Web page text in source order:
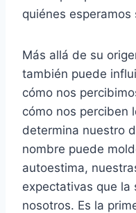
quiénes esperamos
Más allá de su
también puede
cómo nos
cómo nos perciben
determina nuestro
nombre puede
autoestima,
expectativas que la
nosotros. Es la